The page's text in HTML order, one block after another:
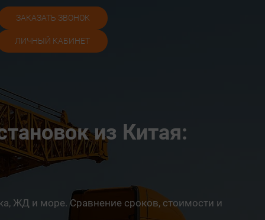
ЗАКАЗАТЬ ЗВОНОК
ЛИЧНЫЙ КАБИНЕТ
из Китая:
ЖД и море. Сравнение сроков, стоимости и